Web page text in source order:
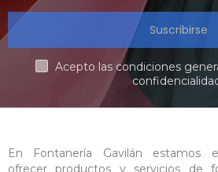
Suscribirse
Acepto las condiciones
En Fontanería Gavilán estamos
ofrecer productos y servicios de